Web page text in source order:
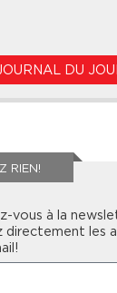
DU
RIEN!
vous à la
directement les